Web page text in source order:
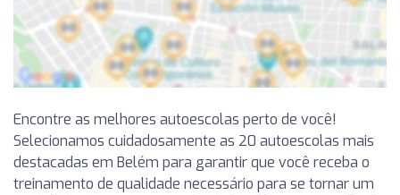
Encontre as melhores autoescolas perto de você!
Selecionamos cuidadosamente as 20 autoescolas mais
destacadas em Belém para garantir que você receba o
treinamento de qualidade necessário para se tornar um